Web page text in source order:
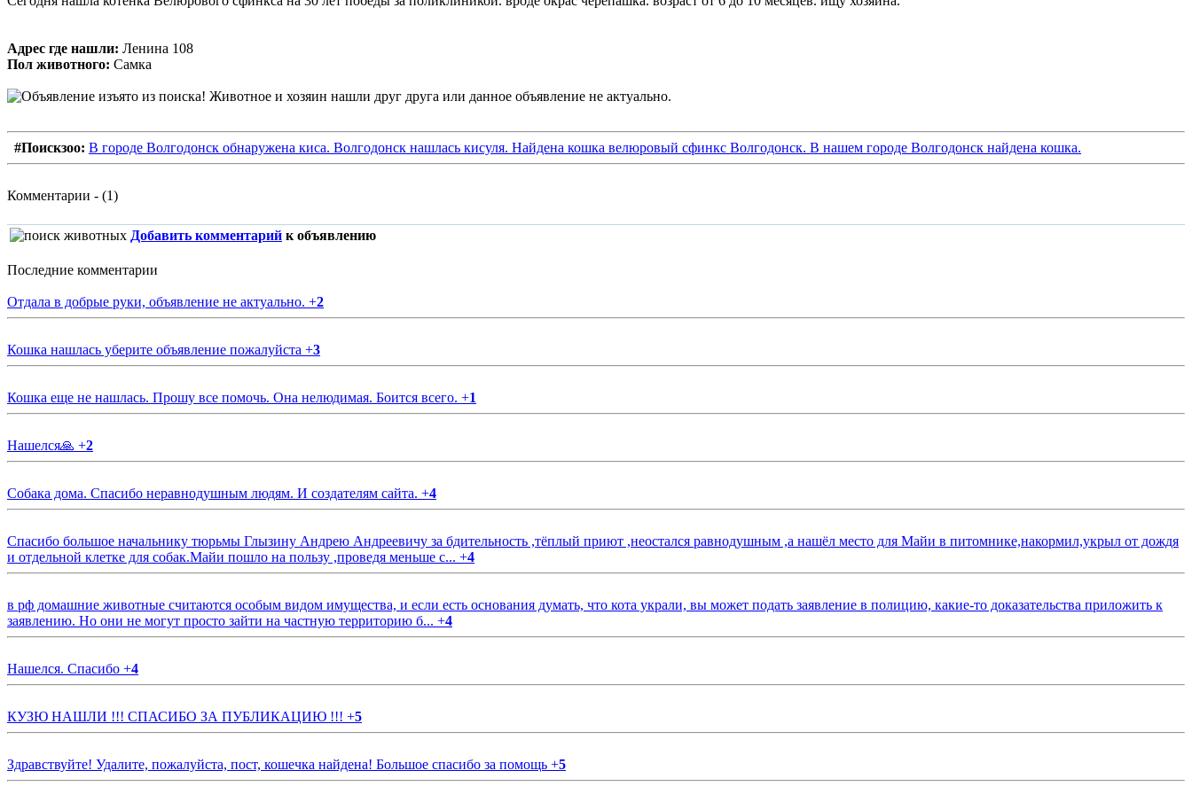
Адрес где нашли: Ленина 108
Пол животного: Самка
#Поискзоо: В городе Волгодонск обнаружена киса. Волгодонск нашлась кисуля. Найдена кошка велюровый сфинкс Волгодонск. В нашем городе Волгодонск найдена кошка.
Комментарии - (1)
Добавить комментарий к объявлению
Последние комментарии
Отдала в добрые руки, объявление не актуально. +2
Кошка нашлась уберите объявление пожалуйста +3
Кошка еще не нашлась. Прошу все помочь. Она нелюдимая. Боится всего. +1
Нашелся🙏 +2
Собака дома. Спасибо неравнодушным людям. И создателям сайта. +4
Спасибо большое начальнику тюрьмы Глызину Андрею Андреевичу за бдительность ,тёплый приют ,неостался равнодушным ,а нашёл место для Майи в питомнике,накормил,укрыл от дождя
и отдельной клетке для собак.Майи пошло на пользу ,проведя меньше с... +4
в рф домашние животные считаются особым видом имущества, и если есть основания думать, что кота украли, вы может подать заявление в полицию, какие-то доказательства приложить к
заявлению. Но они не могут просто зайти на частную территорию б... +4
Нашелся. Спасибо +4
КУЗЮ НАШЛИ !!! СПАСИБО ЗА ПУБЛИКАЦИЮ !!! +5
Здравствуйте! Удалите, пожалуйста, пост, кошечка найдена! Большое спасибо за помощь +5